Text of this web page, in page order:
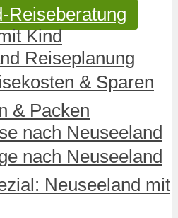
Reiseberatung
Kind
Reiseplanung
& Sparen
& Packen
nach Neuseeland
nach Neuseeland
Neuseeland mit